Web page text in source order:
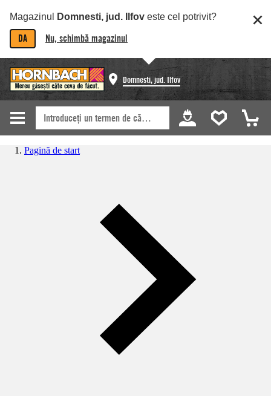
Magazinul Domnesti, jud. Ilfov este cel potrivit?
DA Nu, schimbă magazinul
Domnesti, jud. Ilfov
Pagină de start